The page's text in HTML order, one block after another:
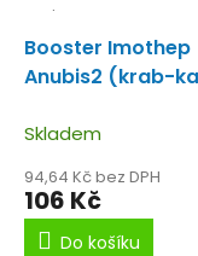
Booster Imothep
Anubis2 (krab-
s příchutí kari a s
Skladem
94,64 Kč bez DPH
106 Kč
Do košíku